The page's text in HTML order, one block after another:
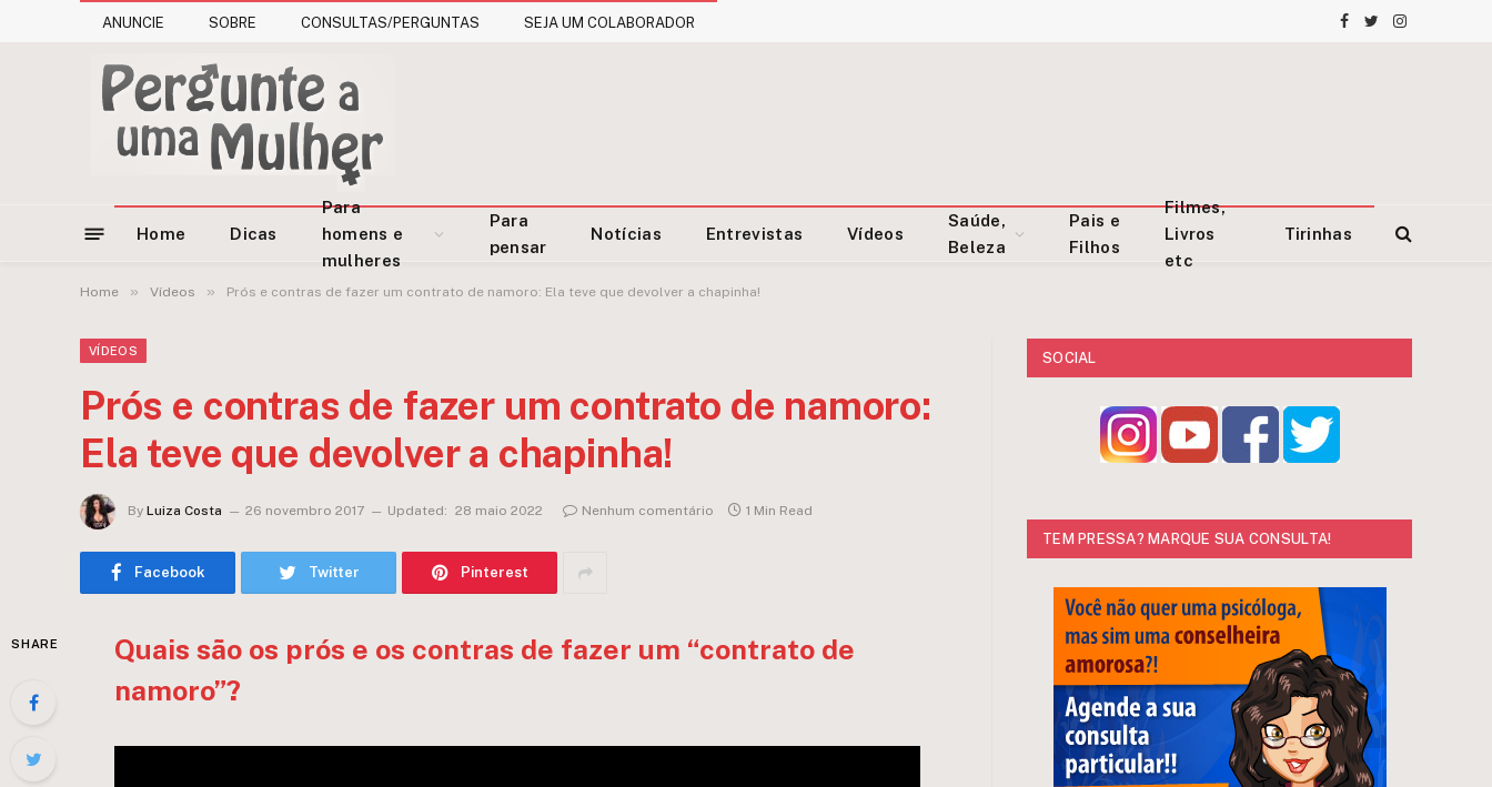
ANUNCIE SOBRE CONSULTAS/PERGUNTAS SEJA UM COLABORADOR Facebook
TwitterInstagram
Home Dicas
Para
homens e
mulheres
Para
pensar
Notícias Entrevistas Vídeos
Saúde,
Beleza
Pais e
Filhos
Filmes,
Livros
etc
Tirinhas
Home » Vídeos » Prós e contras de fazer um contrato de namoro: Ela teve que devolver a chapinha!
VÍDEOS
Prós e contras de fazer um contrato de namoro:
Ela teve que devolver a chapinha!
By Luiza Costa 26 novembro 2017 Updated: 28 maio 2022 Nenhum comentário 1 Min Read
Facebook Twitter Pinterest
SHARE
Quais são os prós e os contras de fazer um “contrato de
namoro”?
SOCIAL
TEM PRESSA? MARQUE SUA CONSULTA!